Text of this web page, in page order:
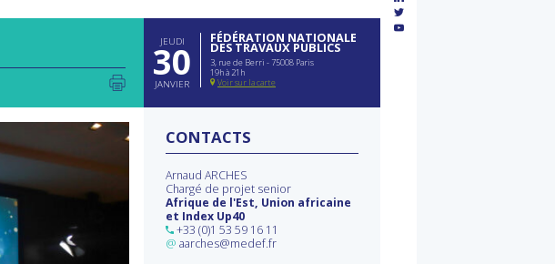
d'action
JEUDI
30
JANVIER
FÉDÉRATION NATIONALE
DES TRAVAUX PUBLICS
3, rue de Berri - 75008 Paris
19h à 21h
Voir sur la carte
CONTACTS
Arnaud ARCHES
Chargé de projet senior
Afrique de l'Est, Union africaine
et Index Up40
+33 (0)1 53 59 16 11
@ aarches@medef.fr